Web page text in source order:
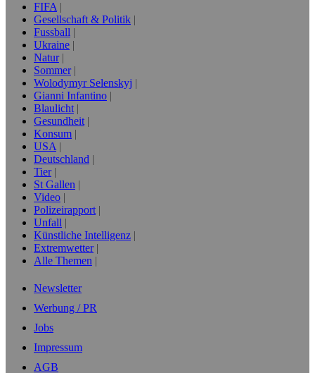
FIFA
Gesellschaft & Politik
Fussball
Ukraine
Natur
Sommer
Wolodymyr Selenskyj
Gianni Infantino
Blaulicht
Gesundheit
Konsum
USA
Deutschland
Tier
St Gallen
Video
Polizeirapport
Unfall
Künstliche Intelligenz
Extremwetter
Alle Themen
Newsletter
Werbung / PR
Jobs
Impressum
AGB